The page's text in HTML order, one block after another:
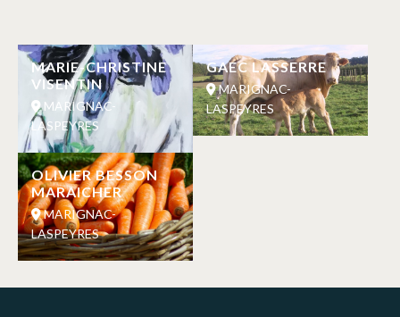
MARIE-CHRISTINE
VISENTIN
MARIGNAC-
LASPEYRES
GAEC LASSERRE
MARIGNAC-
LASPEYRES
OLIVIER BESSON
MARAICHER
MARIGNAC-
LASPEYRES